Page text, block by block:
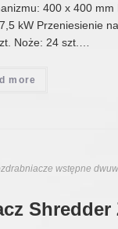
400 x 400 mm
kW Przeniesienie
Noże: 24 szt.…
more
wstępne
Shredder